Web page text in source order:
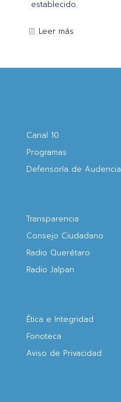
establecido.
Leer más
Canal 10
Programas
Defensoría de Audencia
Transparencia
Consejo Ciudadano
Radio Querétaro
Radio Jalpan
Ética e Integridad
Fonoteca
Aviso de Privacidad